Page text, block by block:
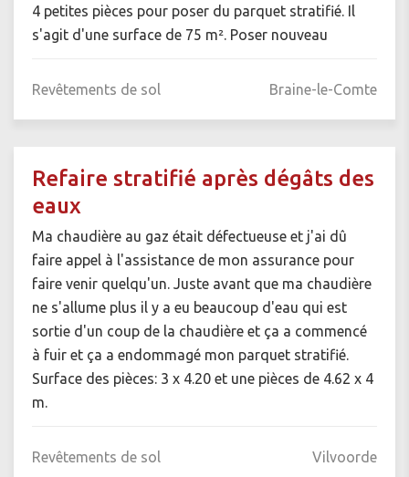
4 petites pièces pour poser du parquet stratifié. Il
s'agit d'une surface de 75 m². Poser nouveau
Revêtements de sol Braine-le-Comte
Refaire stratifié après dégâts des
eaux
Ma chaudière au gaz était défectueuse et j'ai dû
faire appel à l'assistance de mon assurance pour
faire venir quelqu'un. Juste avant que ma chaudière
ne s'allume plus il y a eu beaucoup d'eau qui est
sortie d'un coup de la chaudière et ça a commencé
à fuir et ça a endommagé mon parquet stratifié.
Surface des pièces: 3 x 4.20 et une pièces de 4.62 x 4
m.
Revêtements de sol Vilvoorde